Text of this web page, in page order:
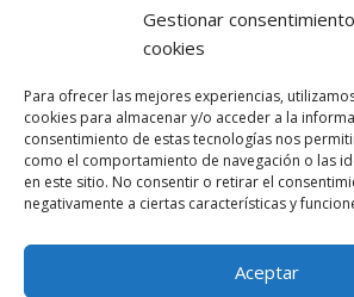
Gestionar
cookies
Para ofrecer las mejores experiencias,
cookies para almacenar y/o acceder a la
consentimiento de estas tecnologías nos
como el comportamiento de navegación o las
en este sitio. No consentir o retirar el
negativamente a ciertas características y
Aceptar
Nordés Vermouth Rojo
Aurelio G-MenNordés Vermouth Rojo
AitorenNordés Vermouth Rojo
Aurelio G-M en Nordés Vermouth Rojo